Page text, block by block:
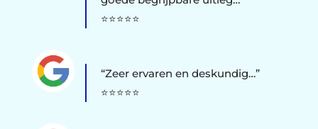
⭐⭐⭐⭐⭐
“Zeer ervaren en deskundig…”
⭐⭐⭐⭐⭐